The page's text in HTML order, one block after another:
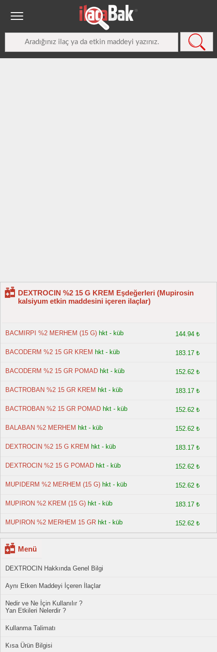
DEXTROCIN %2 15 G KREM Eşdeğerleri (Mupirosin
kalsiyum etkin maddesini içeren ilaçlar)
BACMIRPI %2 MERHEM (15 G) hkt - küb 144.94 ₺
BACODERM %2 15 GR KREM hkt - küb 183.17 ₺
BACODERM %2 15 GR POMAD hkt - küb 152.62 ₺
BACTROBAN %2 15 GR KREM hkt - küb 183.17 ₺
BACTROBAN %2 15 GR POMAD hkt - küb 152.62 ₺
BALABAN %2 MERHEM hkt - küb 152.62 ₺
DEXTROCIN %2 15 G KREM hkt - küb 183.17 ₺
DEXTROCIN %2 15 G POMAD hkt - küb 152.62 ₺
MUPIDERM %2 MERHEM (15 G) hkt - küb 152.62 ₺
MUPIRON %2 KREM (15 G) hkt - küb 183.17 ₺
MUPIRON %2 MERHEM 15 GR hkt - küb 152.62 ₺
Menü
DEXTROCIN Hakkında Genel Bilgi
Aynı Etken Maddeyi İçeren İlaçlar
Nedir ve Ne İçin Kullanılır ?
Yan Etkileri Nelerdir ?
Kullanma Talimatı
Kısa Ürün Bilgisi